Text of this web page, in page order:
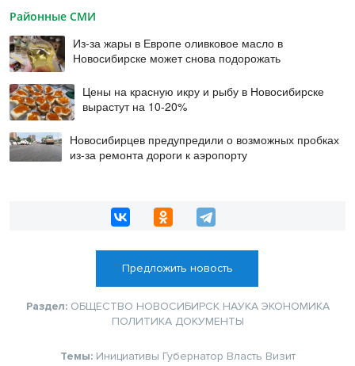
Районные СМИ
Из-за жары в Европе оливковое масло в
Новосибирске может снова подорожать
Цены на красную икру и рыбу в Новосибирске
вырастут на 10-20%
Новосибирцев предупредили о возможных пробках
из-за ремонта дороги к аэропорту
Предложить новость
Раздел: ОБЩЕСТВО НОВОСИБИРСК НАУКА ЭКОНОМИКА
ПОЛИТИКА ДОКУМЕНТЫ
Темы: Инициативы Губернатор Власть Визит